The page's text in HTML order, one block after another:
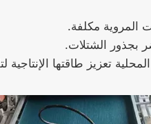
بجذور الشتلات.